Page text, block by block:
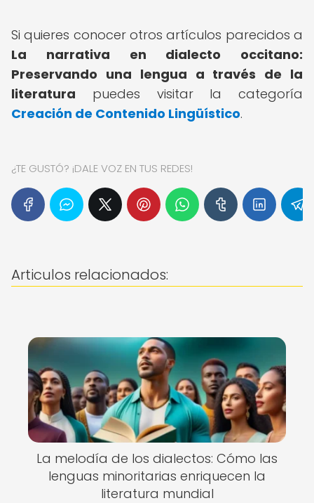
Si quieres conocer otros artículos parecidos a
La narrativa en dialecto occitano:
Preservando una lengua a través de la
literatura puedes visitar la categoría
Creación de Contenido Lingüístico.
¿TE GUSTÓ? ¡DALE VOZ EN TUS REDES!
Articulos relacionados:
La melodía de los dialectos: Cómo las
lenguas minoritarias enriquecen la
literatura mundial